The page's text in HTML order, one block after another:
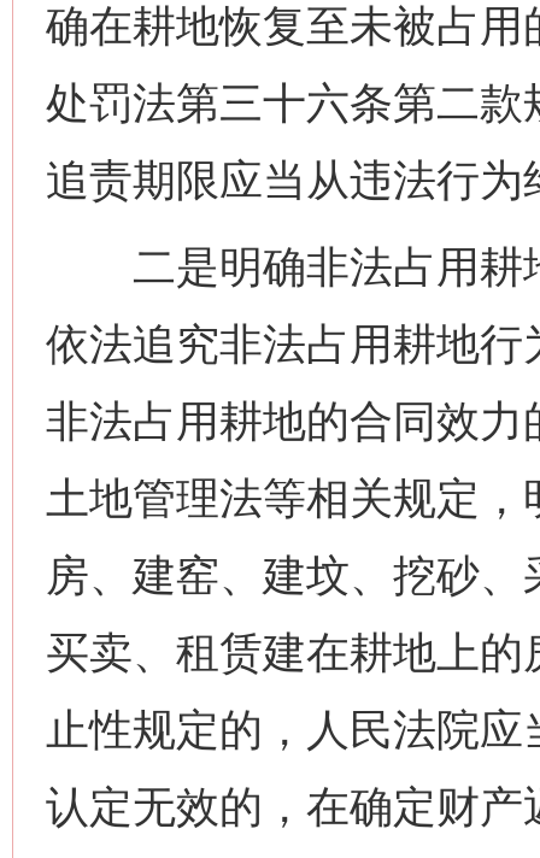
确在耕地恢复至未被占
处罚法第三十六条第二款
追责期限应当从违法行
二是明确非法占用耕
依法追究非法占用耕地
非法占用耕地的合同效
土地管理法等相关规定
房、建窑、建坟、挖砂
买卖、租赁建在耕地上
止性规定的，人民法院
认定无效的，在确定财